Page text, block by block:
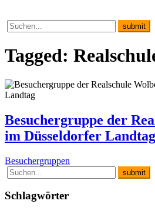
Tagged:
Besuchergruppe der
im Düsseldorfer Landtag
Besuchergruppen
Schlagwörter